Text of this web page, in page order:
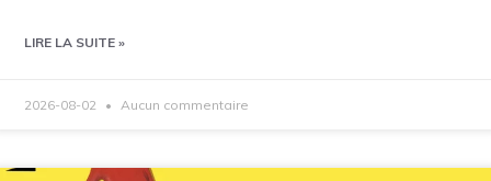
LIRE LA SUITE »
2026-08-02 Aucun commentaire